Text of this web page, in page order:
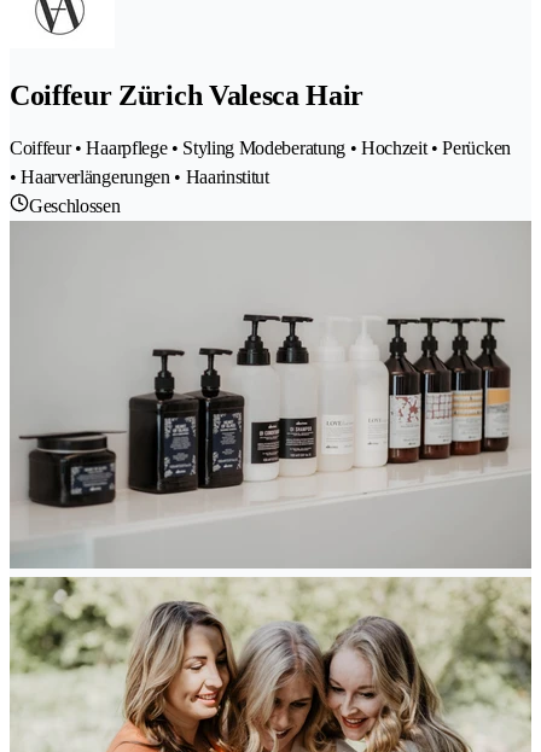
Coiffeur Zürich Valesca Hair
Coiffeur • Haarpflege • Styling Modeberatung • Hochzeit • Perücken
• Haarverlängerungen • Haarinstitut
Geschlossen